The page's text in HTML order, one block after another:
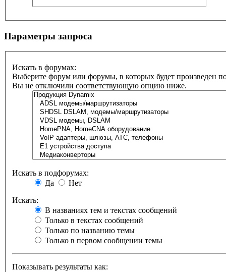
Параметры запроса
Искать в форумах:
Выберите форум или форумы, в которых будет произведен
Вы не отключили соответствующую опцию ниже.
Искать в подфорумах:
Да
Нет
Искать:
В названиях тем и текстах сообщений
Только в текстах сообщений
Только по названию темы
Только в первом сообщении темы
Показывать результаты как: